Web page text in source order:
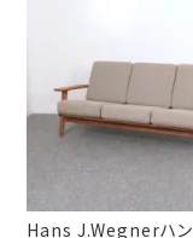
Hans J.Wegnerハン